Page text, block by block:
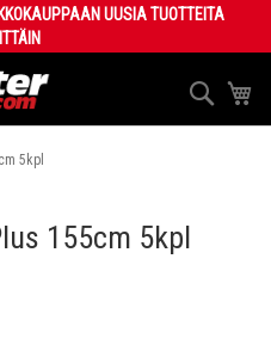
UUSIA TUOTTEITA
Haku
5kpl
155cm 5kpl